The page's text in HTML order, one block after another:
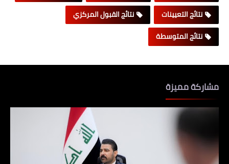
نتائج التعيينات
نتائج القبول المركزي
نتائج المتوسطة
مشاركة مميزة